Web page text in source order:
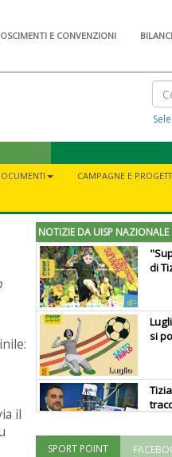
E CONVENZIONI
CAMPAGNE E
il
NOTIZIE DA UISP NAZIONALE
di
si
SPORT POINT